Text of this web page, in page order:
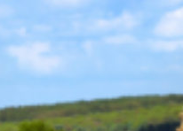
美國篇）
國篇）
國篇）
（英國篇）